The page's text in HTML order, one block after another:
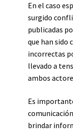
En el caso
surgido
publicadas
que han sido
incorrectas
llevado a
ambos
Es
brindar